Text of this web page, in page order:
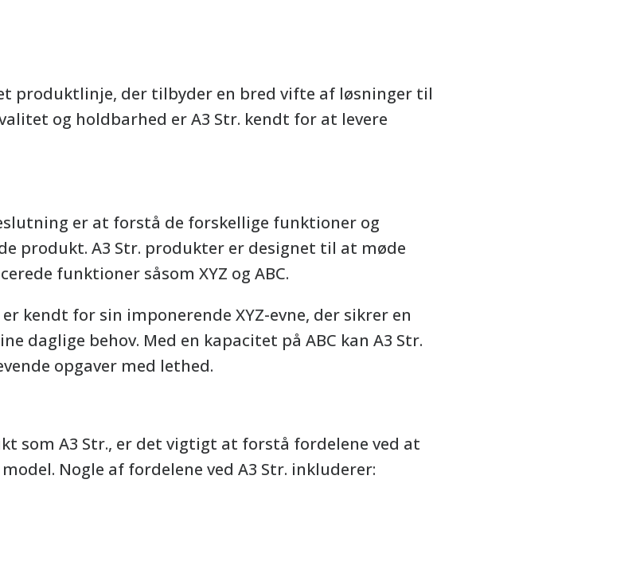
produktlinje, der tilbyder en bred vifte af løsninger til
og holdbarhed er A3 Str. kendt for at levere
er at forstå de forskellige funktioner og
produkt. A3 Str. produkter er designet til at møde
funktioner såsom XYZ og ABC.
kendt for sin imponerende XYZ-evne, der sikrer en
daglige behov. Med en kapacitet på ABC kan A3 Str.
opgaver med lethed.
som A3 Str., er det vigtigt at forstå fordelene ved at
Nogle af fordelene ved A3 Str. inkluderer: